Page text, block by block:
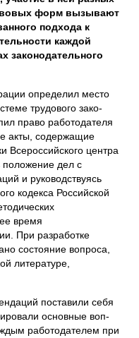
форм вы­зывают
подхода к
каждой
за­конодательного
определил место
трудового зако­
право работодателя
акты, содержащие
Всероссийского центра
положение дел с
и руководствуясь
кодекса Российской
вре­мя
При разработке
состояние вопроса,
лите­ратуре,
поставили себя
основные воп­
работодателем при